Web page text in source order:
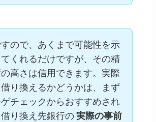
ので、あくまで可能性を示
てくれるだけですが、その精
の高さは信用できます。実際
り換えるかどうかは、まず
チェックからおすすめされ
り換え先銀行の 実際の事前